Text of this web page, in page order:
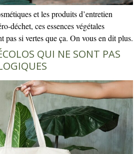
et les produits d’entretien
déchet, ces essences végétales
pas si vertes que ça. On vous en dit plus.
QUI NE SONT PAS